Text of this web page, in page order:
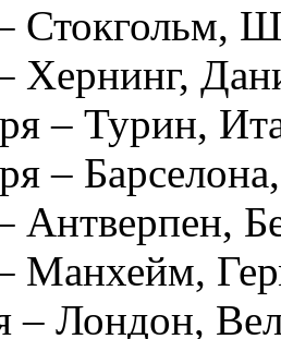
Стокгольм,
Хернинг,
– Турин,
–
Антверпен,
Манхейм,
– Лондон,